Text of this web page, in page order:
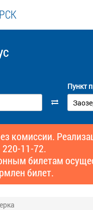
Пункт
комиссии.
11-72.
билетам
билет.